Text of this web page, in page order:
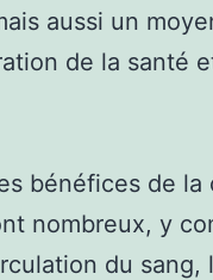
aussi un
de la santé
bénéfices de la
nombreux, y
du sang,